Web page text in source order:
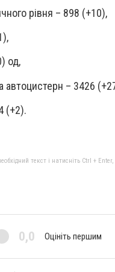
рівня – 898 (+10),
од,
автоцистерн – 3426
(+2).
текст і натисніть Ctrl +
0,0 Оцініть першим